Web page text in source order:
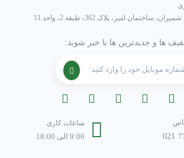
021
ساعات کاری
9:00 الی 18:00
ساختمان امیر، پلاک 362، طبقه 2، واحد 11
ها و جدیدترین ها با خبر شوید: